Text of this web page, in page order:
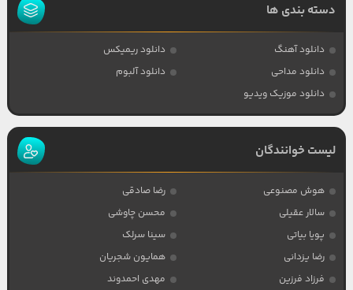
دسته بندی ها
دانلود آهنگ
دانلود ریمیکس
دانلود مداحی
دانلود آلبوم
دانلود موزیک ویدیو
لیست خوانندگان
هوش مصنوعی
رضا صادقی
سالار عقیلی
محسن چاوشی
پویا بیاتی
سینا سرلک
رضا یزدانی
همایون شجریان
فرزاد فرزین
مهدی احمدوند